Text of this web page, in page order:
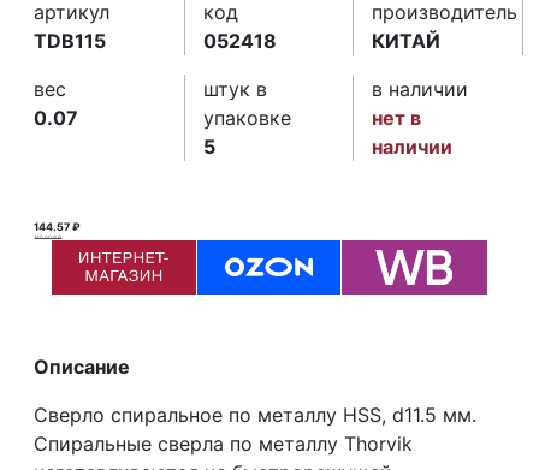
артикул
TDB115
код
052418
производитель
КИТАЙ
вес
0.07
штук в
упаковке
5
в наличии
нет в
наличии
144.57 ₽
145.00 ₽ ₽
Описание
Сверло спиральное по металлу HSS, d11.5 мм.
Спиральные сверла по металлу Thorvik